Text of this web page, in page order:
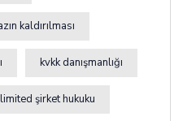
kaldırılması
kvkk danışmanlığı
limited şirket hukuku